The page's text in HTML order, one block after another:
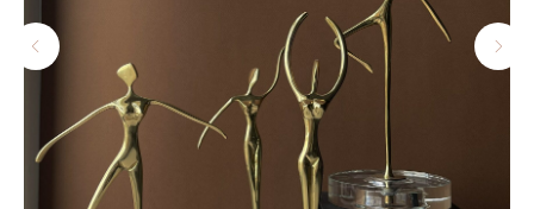
Info@blange.ru
+7-921-955-03-28